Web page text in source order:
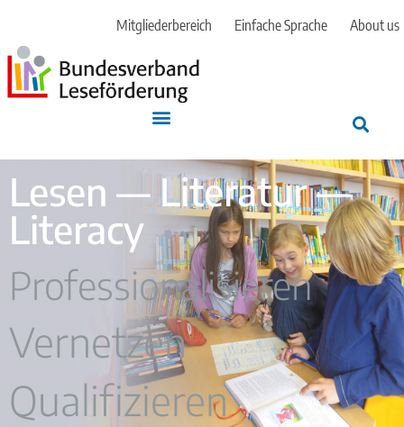
Mitgliederbereich Einfache Sprache About us
Lesen — Literatur —
Literacy
Professionalisieren
Vernetzen
Qualifizieren